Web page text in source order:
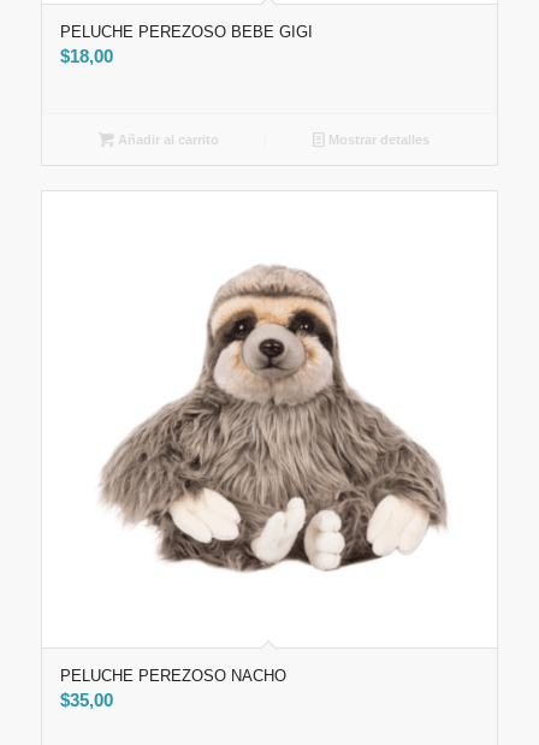
PELUCHE PEREZOSO BEBE GIGI
$18,00
Añadir al carrito Mostrar detalles
PELUCHE PEREZOSO NACHO
$35,00